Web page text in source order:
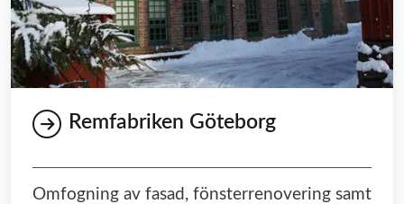
Remfabriken Göteborg
Omfogning av fasad, fönsterrenovering samt